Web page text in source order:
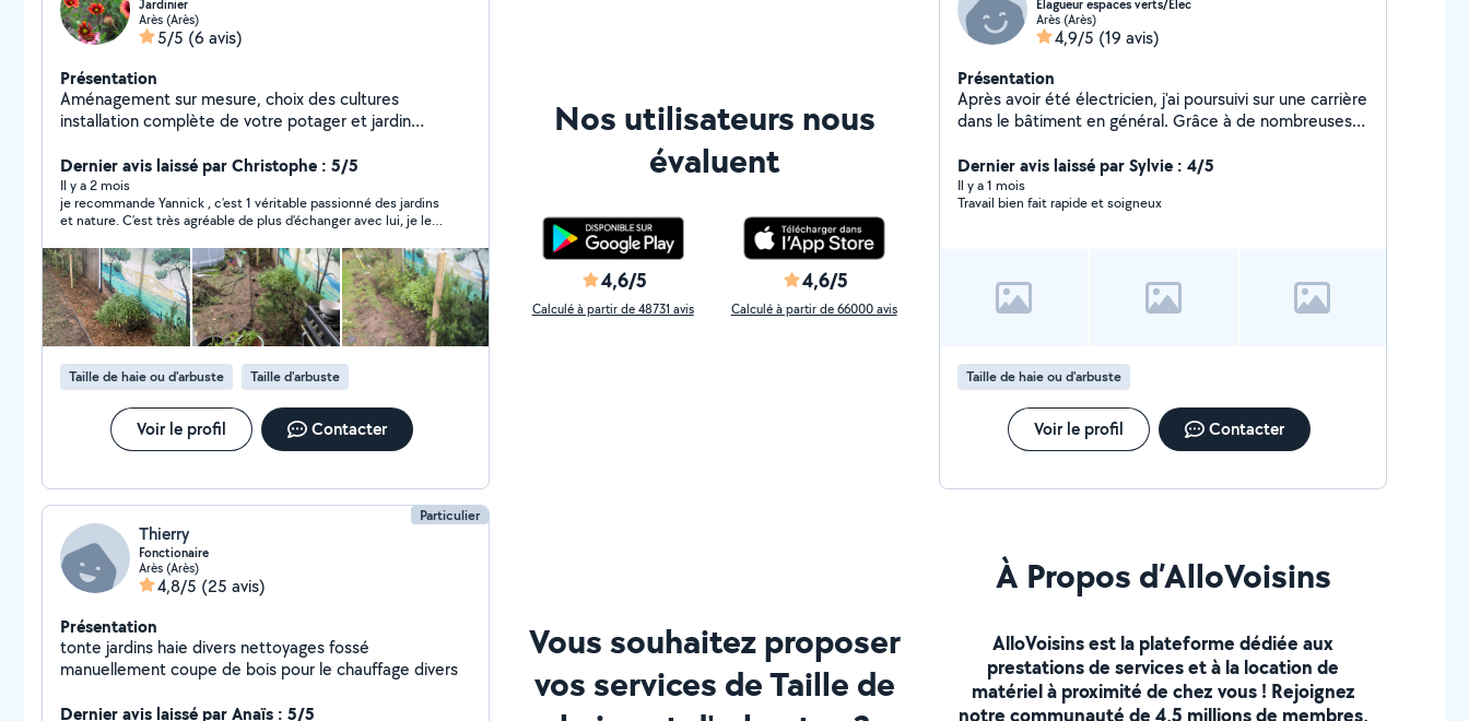
Jardinier
Arès (Arès)
5/5 (6 avis)
Présentation
Aménagement sur mesure, choix des cultures
installation complète de votre potager et jardin
désherbage conseil d'expert pour tout votre jardin.
Nettoyage de terrasse et clôture.
Dernier avis laissé par Christophe : 5/5
Il y a 2 mois
je recommande Yannick , c’est 1 véritable passionné des jardins
et nature. C’est très agréable de plus d’échanger avec lui, je le
Taille de haie ou d'arbuste Taille d'arbuste
Voir le profil Contacter
Nos utilisateurs nous
évaluent
4,6/5
Calculé à partir de 48731 avis
4,6/5
Calculé à partir de 66000 avis
Elagueur espaces verts/Elec
Arès (Arès)
4,9/5 (19 avis)
Présentation
Après avoir été électricien, j'ai poursuivi sur une carrière
dans le bâtiment en général. Grâce à de nombreuses
suis investi dans le jardinage et surtout l'élagage que
j'affectionne particulièrement. Je suis donc à votre
disposition pour tous vos travaux. Au plaisir wally
Dernier avis laissé par Sylvie : 4/5
Il y a 1 mois
Travail bien fait rapide et soigneux
Taille de haie ou d'arbuste
Voir le profil Contacter
Particulier
Thierry
Fonctionaire
Arès (Arès)
4,8/5 (25 avis)
Présentation
tonte jardins haie divers nettoyages fossé
manuellement coupe de bois pour le chauffage divers
Dernier avis laissé par Anaïs : 5/5
Vous souhaitez proposer
vos services de Taille de
À Propos d’AlloVoisins
AlloVoisins est la plateforme dédiée aux
prestations de services et à la location de
matériel à proximité de chez vous ! Rejoignez
notre communauté de 4,5 millions de membres,